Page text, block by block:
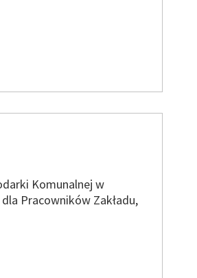
Komunalnej w
Pracowników Zakładu,